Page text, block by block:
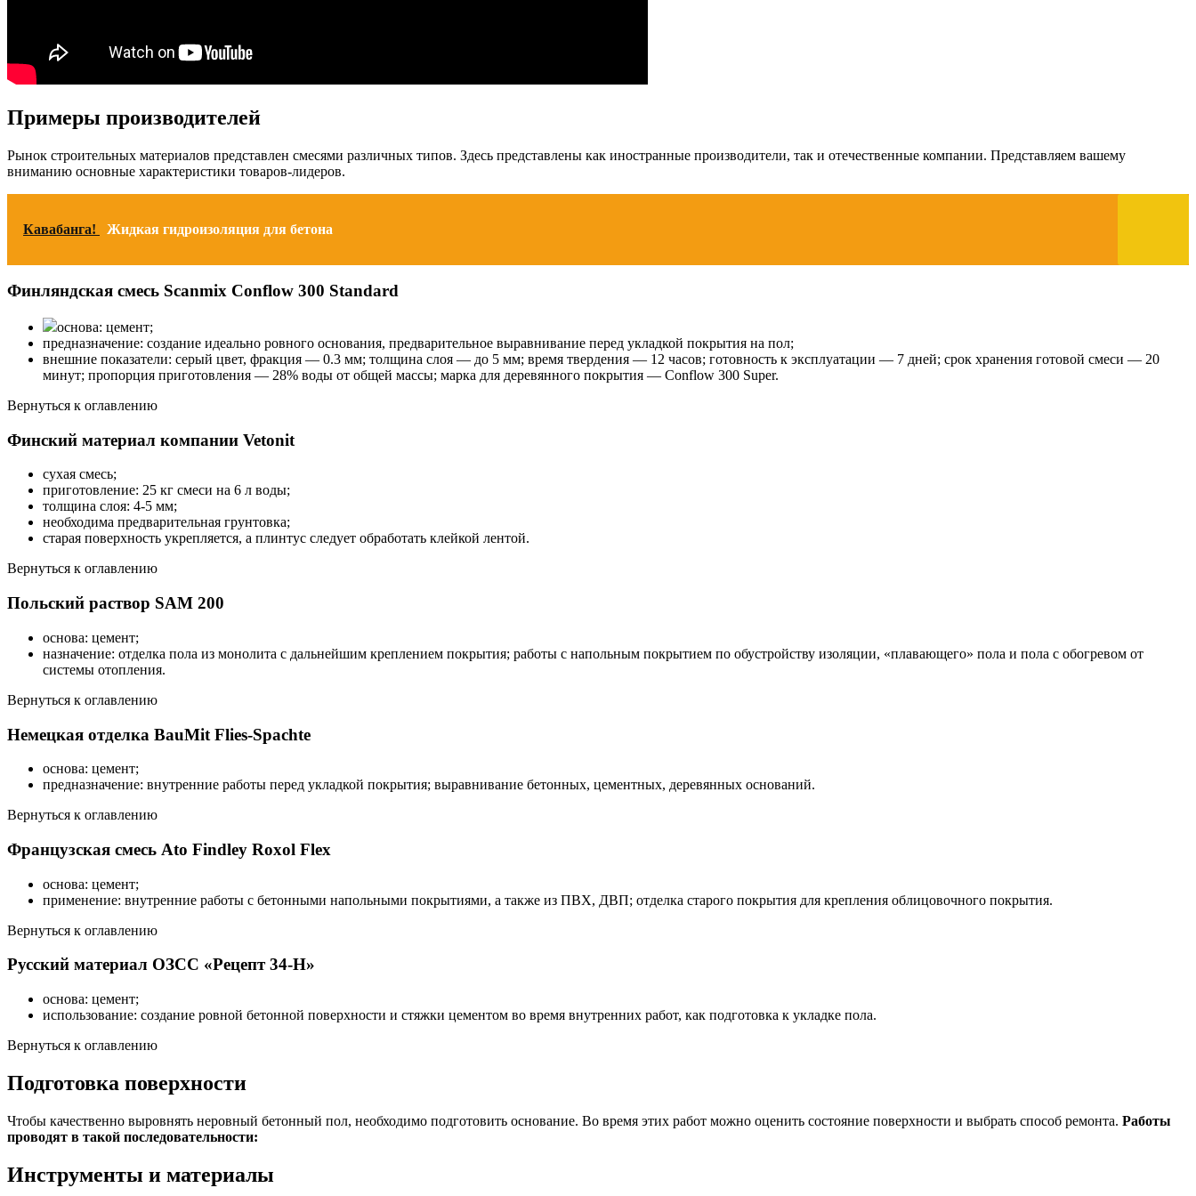
Примеры производителей
Рынок строительных материалов представлен смесями различных типов. Здесь представлены как иностранные производители, так и отечественные компании. Представляем вашему
вниманию основные характеристики товаров-лидеров.
Кавабанга! Жидкая гидроизоляция для бетона
Финляндская смесь Scanmix Conflow 300 Standard
основа: цемент;
предназначение: создание идеально ровного основания, предварительное выравнивание перед укладкой покрытия на пол;
внешние показатели: серый цвет, фракция — 0.3 мм; толщина слоя — до 5 мм; время твердения — 12 часов; готовность к эксплуатации — 7 дней; срок хранения готовой смеси — 20
минут; пропорция приготовления — 28% воды от общей массы; марка для деревянного покрытия — Conflow 300 Super.
Вернуться к оглавлению
Финский материал компании Vetonit
сухая смесь;
приготовление: 25 кг смеси на 6 л воды;
толщина слоя: 4-5 мм;
необходима предварительная грунтовка;
старая поверхность укрепляется, а плинтус следует обработать клейкой лентой.
Вернуться к оглавлению
Польский раствор SAM 200
основа: цемент;
назначение: отделка пола из монолита с дальнейшим креплением покрытия; работы с напольным покрытием по обустройству изоляции, «плавающего» пола и пола с обогревом от
системы отопления.
Вернуться к оглавлению
Немецкая отделка BauMit Flies-Spachte
основа: цемент;
предназначение: внутренние работы перед укладкой покрытия; выравнивание бетонных, цементных, деревянных оснований.
Вернуться к оглавлению
Французская смесь Ato Findley Roxol Flex
основа: цемент;
применение: внутренние работы с бетонными напольными покрытиями, а также из ПВХ, ДВП; отделка старого покрытия для крепления облицовочного покрытия.
Вернуться к оглавлению
Русский материал ОЗСС «Рецепт 34-Н»
основа: цемент;
использование: создание ровной бетонной поверхности и стяжки цементом во время внутренних работ, как подготовка к укладке пола.
Вернуться к оглавлению
Подготовка поверхности
Чтобы качественно выровнять неровный бетонный пол, необходимо подготовить основание. Во время этих работ можно оценить состояние поверхности и выбрать способ ремонта. Работы
проводят в такой последовательности:
Инструменты и материалы